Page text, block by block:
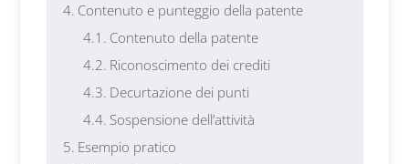
Contenuto e punteggio della patente
Contenuto della patente
Riconoscimento dei crediti
Decurtazione dei punti
Sospensione dell’attività
Esempio pratico